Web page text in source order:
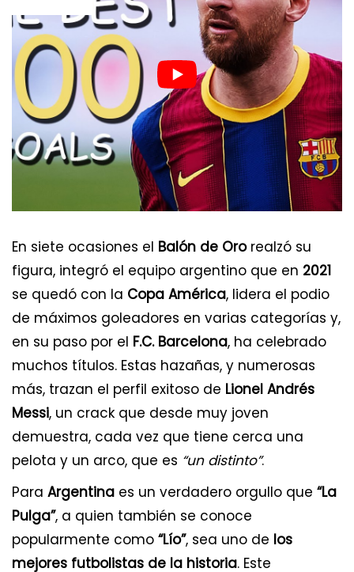
En siete ocasiones el Balón de Ororealzó su
figura, integró el equipo argentino que en 2021
se quedó con la Copa América, lidera el podio
de máximos goleadores en varias categorías y,
en su paso por el F.C. Barcelona, ha celebrado
muchos títulos. Estas hazañas, y numerosas
más, trazan el perfil exitoso de Lionel Andrés
Messi, un crack que desde muy joven
demuestra, cada vez que tiene cerca una
pelota y un arco, que es “un distinto”.
Para Argentina es un verdadero orgullo que “La
Pulga”, a quien también se conoce
popularmente como “Lío”, sea uno de los
mejores futbolistas de la historia. Este